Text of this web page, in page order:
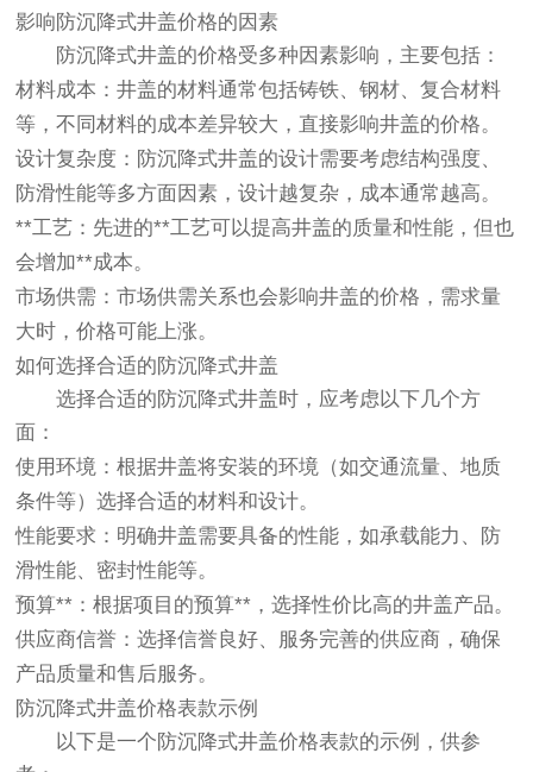
影响防沉降式井盖价格的因素
防沉降式井盖的价格受多种因素影响，主要包括：
材料成本 ：井盖的材料通常包括铸铁、钢材、复合材料
等，不同材料的成本差异较大，直接影响井盖的价格。
设计复杂度 ：防沉降式井盖的设计需要考虑结构强度、
防滑性能等多方面因素，设计越复杂，成本通常越高。
**工艺 ：先进的**工艺可以提高井盖的质量和性能，但也
会增加**成本。
市场供需 ：市场供需关系也会影响井盖的价格，需求量
大时，价格可能上涨。
如何选择合适的防沉降式井盖
选择合适的防沉降式井盖时，应考虑以下几个方
面：
使用环境 ：根据井盖将安装的环境（如交通流量、地质
条件等）选择合适的材料和设计。
性能要求 ：明确井盖需要具备的性能，如承载能力、防
滑性能、密封性能等。
预算** ：根据项目的预算**，选择性价比高的井盖产品。
供应商信誉 ：选择信誉良好、服务完善的供应商，确保
产品质量和售后服务。
防沉降式井盖价格表款示例
以下是一个防沉降式井盖价格表款的示例，供参